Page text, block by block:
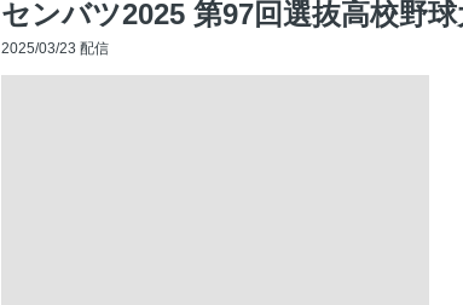
センバツ2025 第97回選抜高校野
2025/03/23 配信